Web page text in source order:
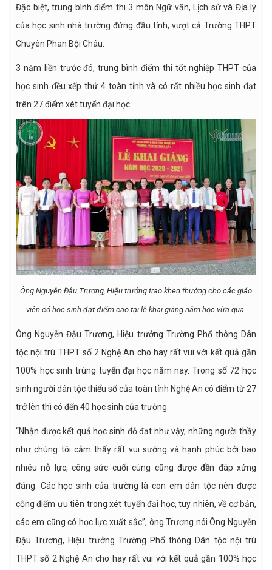
Đặc biệt, trung bình điểm thi 3 môn Ngữ văn, Lịch sử và Địa lý
của học sinh nhà trường đứng đầu tỉnh, vượt cả Trường THPT
Chuyên Phan Bội Châu.
3 năm liền trước đó, trung bình điểm thi tốt nghiệp THPT của
học sinh đều xếp thứ 4 toàn tỉnh và có rất nhiều học sinh đạt
trên 27 điểm xét tuyển đại học.
Ông Nguyễn Đậu Trương, Hiệu trưởng trao khen thưởng cho các giáo
viên có học sinh đạt điểm cao tại lễ khai giảng năm học vừa qua.
Ông Nguyễn Đậu Trương, Hiệu trưởng Trường Phổ thông Dân
tộc nội trú THPT số 2 Nghệ An cho hay rất vui với kết quả gần
100% học sinh trúng tuyển đại học năm nay. Trong số 72 học
sinh người dân tộc thiểu số của toàn tỉnh Nghệ An có điểm từ 27
trở lên thì có đến 40 học sinh của trường.
“Nhận được kết quả học sinh đỗ đạt như vậy, những người thầy
như chúng tôi cảm thấy rất vui sướng và hạnh phúc bởi bao
nhiêu nỗ lực, công sức cuối cùng cũng được đền đáp xứng
đáng. Các học sinh của trường là con em dân tộc nên được
cộng điểm ưu tiên trong xét tuyển đại học, tuy nhiên, về cơ bản,
các em cũng có học lực xuất sắc”, ông Trương nói.Ông Nguyễn
Đậu Trương, Hiệu trưởng Trường Phổ thông Dân tộc nội trú
THPT số 2 Nghệ An cho hay rất vui với kết quả gần 100% học